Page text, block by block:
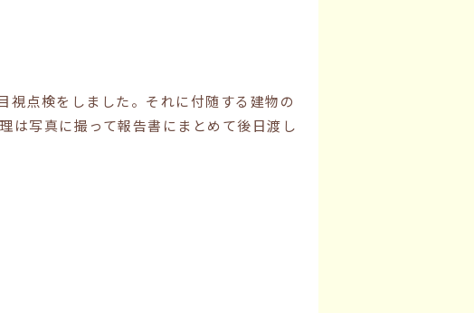
視点検をしました。それに付随する建物の
は写真に撮って報告書にまとめて後日渡し